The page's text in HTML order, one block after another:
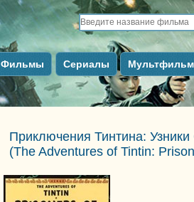
Фильмы Сериалы
Приключения Тинтина:
(The Adventures of Tintin: